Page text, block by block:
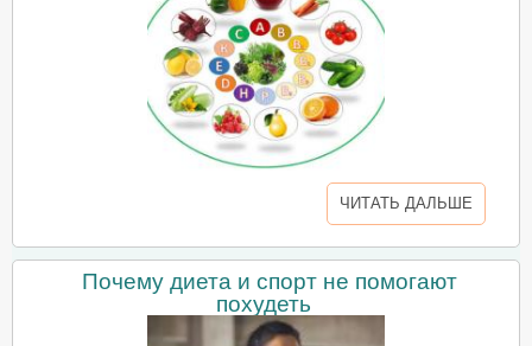
ЧИТАТЬ ДАЛЬШЕ
Почему диета и спорт не помогают
похудеть